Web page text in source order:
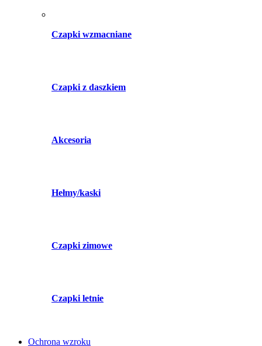
Czapki wzmacniane
Czapki z daszkiem
Akcesoria
Hełmy/kaski
Czapki zimowe
Czapki letnie
Ochrona wzroku